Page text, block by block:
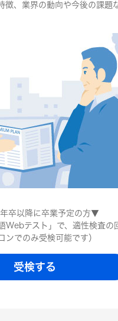
究
就活
・2年生
徴、業界の動向や今後の課題
卒以降に卒業予定の方▼
Webテスト」で、適性検査の
ンでのみ受検可能です）
受検する